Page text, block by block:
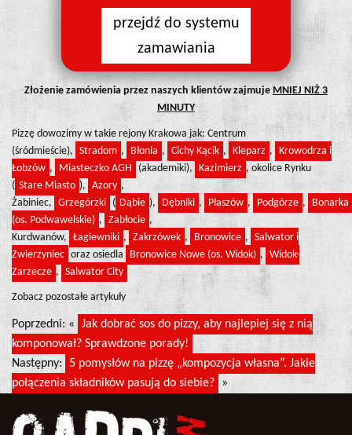
przejdź do systemu
zamawiania
Złożenie zamówienia przez naszych klientów zajmuje MNIEJ NIŻ 3
MINUTY
Pizzę dowozimy w takie rejony Krakowa jak: Centrum
(śródmieście), Stradom , Błonia , Cichy Kącik , Kleparz ,
Krowodrza i
Łobzów , Miasteczko AGH (akademiki), Kazimierz , okolice Rynku
( Stare Miasto ), Azory ,
Żabiniec, Grzegórzki ( Dąbie ), Dębniki , Płaszów , Podgórze ,
Bonarka
(os. Podwawelskie) , Zabłocie ,
Kurdwanów, Łagiewniki , Zakrzówek , Bronowice , Salwator i
Zwierzyniec oraz osiedla Bronowice Nowe (os. Widok) , Widok-
Zarzecze , Salwator City
Zobacz pozostałe artykuły
Poprzedni: «
Jak dobrać sos do pizzy, aby najlepiej się z nią
komponował? Sprawdzone porady!
Następny:
5 pomysłów na pizzę „kompozycja własna”. Jakie
połączenia składników pasują do siebie?
»